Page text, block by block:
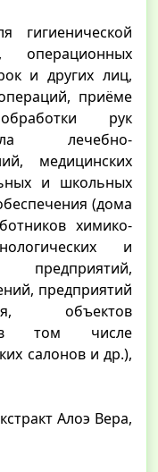
гигиенической
операционных
и других лиц,
приёме
рук
лечебно-
медицинских
и школьных
(дома
химико-
и
предприятий,
предприятий
объектов
том числе
салонов и др.),
Алоэ Вера,